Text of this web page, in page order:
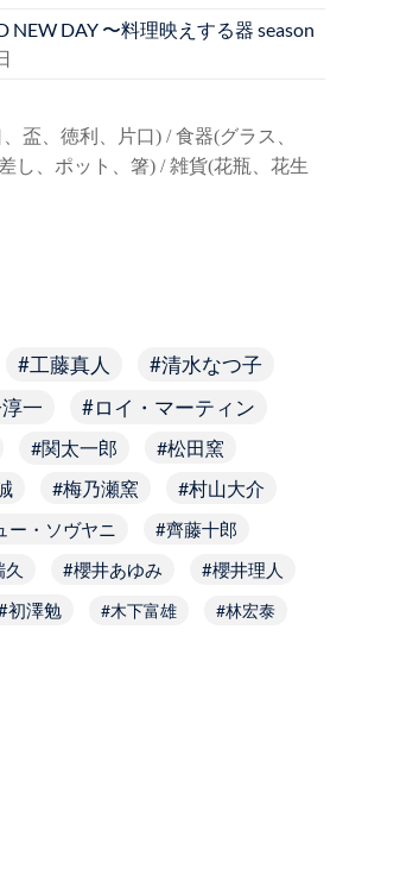
NEW DAY 〜料理映えする器 season
盃、徳利、片口) / 食器(グラス、
し、ポット、箸) / 雑貨(花瓶、花生
工藤真人
清水なつ子
一 ロイ・マーティン
関太一郎
松田窯
梅乃瀬窯 村山大介
ー・ソヴヤニ
齊藤十郎
櫻井あゆみ
櫻井理人
初澤勉 木下富雄 林宏泰